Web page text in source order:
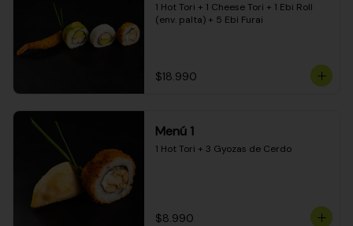
1 Hot Tori + 1 Cheese Tori + 1 Ebi Roll
(env. palta) + 5 Ebi Furai
$18.990
Menú 1
1 Hot Tori + 3 Gyozas de Cerdo
$8.990